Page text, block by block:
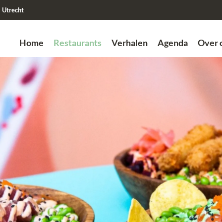
Utrecht
Home Restaurants Verhalen Agenda Over
Zoek